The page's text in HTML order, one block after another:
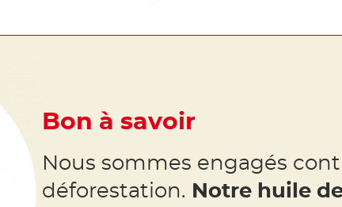
Bon à savoir
Nous sommes engagés
déforestation. Notre huile